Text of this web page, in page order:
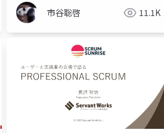
市谷聡啓 11.1K